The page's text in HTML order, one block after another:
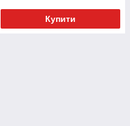
Купити